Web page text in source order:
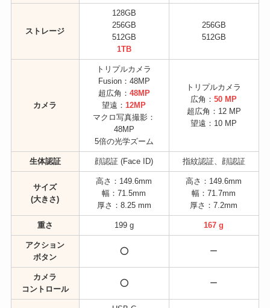
ストレージ
128GB
256GB
512GB
1TB
256GB
512GB
カメラ
トリプルカメラ
Fusion：48MP
超広角： 48MP
望遠：12MP
マクロ写真撮影：
48MP
5倍の光学ズーム
トリプルカメラ
広角：50 MP
超広角：12 MP
望遠：10 MP
生体認証 顔認証 (Face ID) 指紋認証、顔認証
サイズ
(大きさ)
高さ：149.6mm
幅：71.5mm
厚さ：8.25 mm
高さ：149.6mm
幅：71.7mm
厚さ：7.2mm
重さ 199 g 167 g
アクション
ボタン
⭕ ー
カメラ
コントロール
⭕ ー